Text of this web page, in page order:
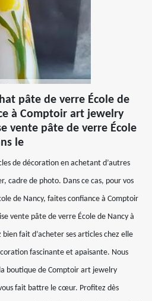
pâte de verre École de
à Comptoir art jewelry
vente pâte de verre École
le
de décoration en achetant d’autres
cadre de photo. Dans ce cas, pour vos
de Nancy, faites confiance à Comptoir
vente pâte de verre École de Nancy à
bien fait d’acheter ses articles chez elle
fascinante et apaisante. Nous
boutique de Comptoir art jewelry
fait battre le cœur. Profitez dès